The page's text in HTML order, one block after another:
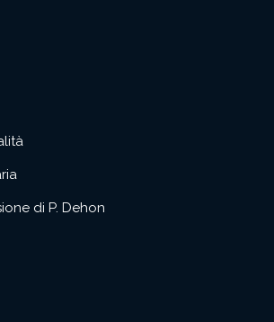
di P. Dehon